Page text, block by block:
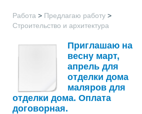
Работа > Предлагаю работу >
Строительство и архитектура
Приглашаю на
весну март,
апрель для
отделки дома
маляров для
отделки дома. Оплата
договорная.